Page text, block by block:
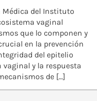
Médica del Instituto
vaginal
que lo componen y
en la prevención
del epitelio
vaginal y la respuesta
de […]